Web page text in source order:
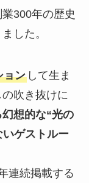
300年の歴史
した。
ョンして生ま
吹き抜けに
想的な“光の
ゲストルー
連続掲載する